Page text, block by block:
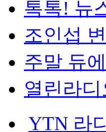
톡톡! 뉴
조인섭
주말 듀
열린라
YTN 라